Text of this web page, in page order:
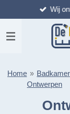
direct
naar
de
Wij
Home » Badkamer
Ontwerpen